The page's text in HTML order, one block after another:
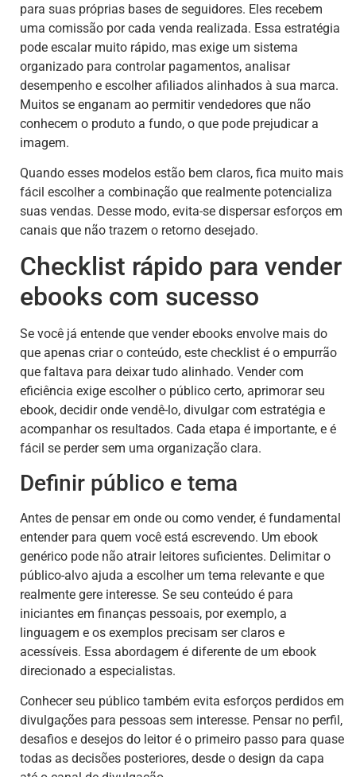
para suas próprias bases de seguidores. Eles recebem
uma comissão por cada venda realizada. Essa estratégia
pode escalar muito rápido, mas exige um sistema
organizado para controlar pagamentos, analisar
desempenho e escolher afiliados alinhados à sua marca.
Muitos se enganam ao permitir vendedores que não
conhecem o produto a fundo, o que pode prejudicar a
imagem.
Quando esses modelos estão bem claros, fica muito mais
fácil escolher a combinação que realmente potencializa
suas vendas. Desse modo, evita-se dispersar esforços em
canais que não trazem o retorno desejado.
Checklist rápido para vender
ebooks com sucesso
Se você já entende que vender ebooks envolve mais do
que apenas criar o conteúdo, este checklist é o empurrão
que faltava para deixar tudo alinhado. Vender com
eficiência exige escolher o público certo, aprimorar seu
ebook, decidir onde vendê-lo, divulgar com estratégia e
acompanhar os resultados. Cada etapa é importante, e é
fácil se perder sem uma organização clara.
Definir público e tema
Antes de pensar em onde ou como vender, é fundamental
entender para quem você está escrevendo. Um ebook
genérico pode não atrair leitores suficientes. Delimitar o
público-alvo ajuda a escolher um tema relevante e que
realmente gere interesse. Se seu conteúdo é para
iniciantes em finanças pessoais, por exemplo, a
linguagem e os exemplos precisam ser claros e
acessíveis. Essa abordagem é diferente de um ebook
direcionado a especialistas.
Conhecer seu público também evita esforços perdidos em
divulgações para pessoas sem interesse. Pensar no perfil,
desafios e desejos do leitor é o primeiro passo para quase
todas as decisões posteriores, desde o design da capa